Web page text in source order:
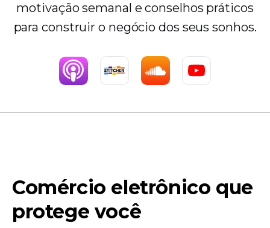
motivação semanal e conselhos práticos
para construir o negócio dos seus sonhos.
Comércio eletrônico que
protege você